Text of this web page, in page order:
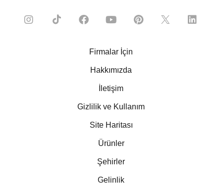
Firmalar İçin
Hakkımızda
İletişim
Gizlilik ve Kullanım
Site Haritası
Ürünler
Şehirler
Gelinlik